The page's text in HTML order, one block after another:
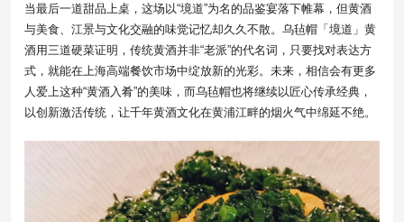
当最后一道甜品上桌，这场以“境道”为名的品鉴宴落下帷幕，但黄酒
与美食、江景与文化交融的味觉记忆却久久不散。乌毡帽「境道」黄
酒用三道硬菜证明，传统黄酒并非“老派”的代名词，只要找对表达方
式，就能在上海高端餐饮市场中绽放新的光彩。未来，相信会有更多
人爱上这种“黄酒入肴”的美味，而乌毡帽也将继续以匠心传承经典，
以创新激活传统，让千年黄酒文化在黄浦江畔的烟火气中绵延不绝。